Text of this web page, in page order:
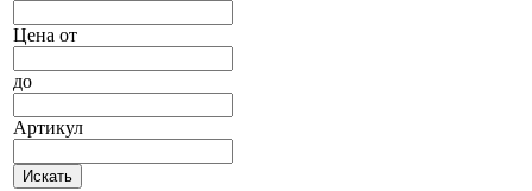
Цена от
до
Артикул
Искать